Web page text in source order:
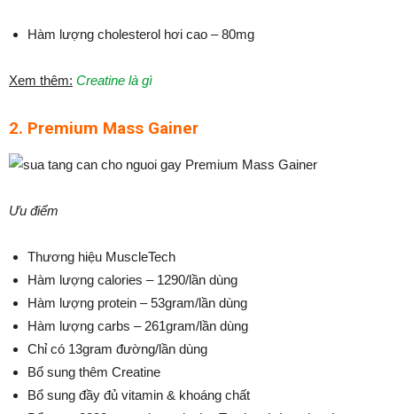
Hàm lượng cholesterol hơi cao – 80mg
Xem thêm: Creatine là gì
2. Premium Mass Gainer
Ưu điểm
Thương hiệu MuscleTech
Hàm lượng calories – 1290/lần dùng
Hàm lượng protein – 53gram/lần dùng
Hàm lượng carbs – 261gram/lần dùng
Chỉ có 13gram đường/lần dùng
Bổ sung thêm Creatine
Bổ sung đầy đủ vitamin & khoáng chất